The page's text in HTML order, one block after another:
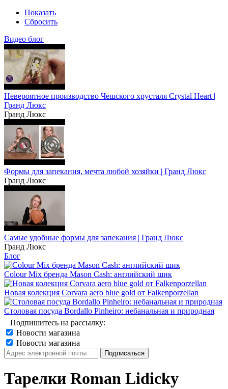
Показать
Сбросить
Видео блог
Невероятное производство Чешского хрусталя Crystal Heart |
Гранд Люкс
Гранд Люкс
Формы для запекания, мечта любой хозяйки | Гранд Люкс
Гранд Люкс
Самые удобные формы для запекания | Гранд Люкс
Гранд Люкс
Блог
Colour Mix бренда Mason Cash: английский шик
Новая колекция Corvara aero blue gold от Falkenporzellan
Столовая посуда Bordallo Pinheiro: небанальная и природная
Подпишитесь на рассылку:
Новости магазина
Новости магазина
Тарелки Roman Lidicky